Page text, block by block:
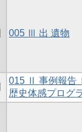
005 Ⅲ 出 遺物
015 Ⅱ 事例報告
歴史体感プログ